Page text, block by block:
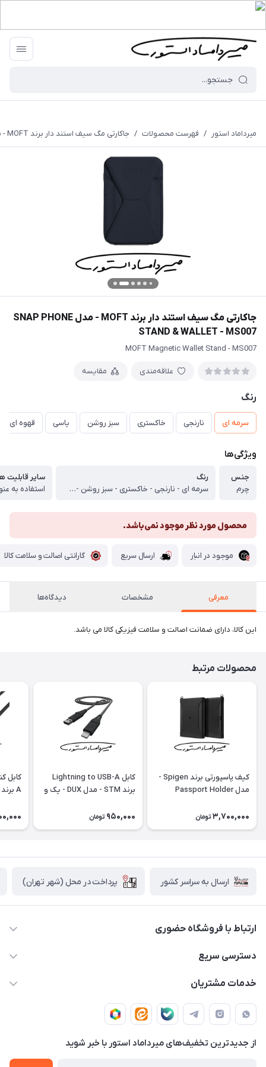
میرداماد استور / فهرست محصولات / جاکارتی مگ سیف استند‌ دار برند MOFT - مدل SNAP PHONE STAND & WALLET - MS007
جاکارتی مگ سیف استند‌ دار برند MOFT - مدل SNAP PHONE
STAND & WALLET - MS007
MOFT Magnetic Wallet Stand - MS007
علاقه‌مندی مقایسه
رنگ
سرمه ای نارنجی خاکستری سبز روشن یاسی قهوه ای
ویژگی‌ها
جنس
چرم
رنگ
سرمه ای - نارنجی - خاکستری - سبز روشن - یاسی - قهوه ای روشن - صورتی روشن
سایر قابلیت
محصول مورد نظر موجود نمی‌باشد.
موجود در انبار ارسال سریع گارانتی اصالت و سلامت کالا
معرفی مشخصات دیدگاه‌ها
این کالا، دارای ضمانت اصالت و سلامت فیزیکی کالا می باشد.
محصولات مرتبط
کیف پاسپورتی برند Spigen -
مدل Passport Holder
3,700,000 تومان
کابل Lightning to USB-A
برند STM - مدل DUX - یک و
950,000 تومان
ارسال به سراسر کشور پرداخت در محل (شهر تهران)
ارتباط با فروشگاه حضوری
02188874370 - 02188874371
پایتخت - طبقه اول - واحد 172
دسترسی سریع
صـفـحـه اصـلـی
دربـاره مـیـردامـاد اسـتـور
خدمات مشتریان
قـوانـیـن و مـقـررات
روش هـای پـرداخـت
تـیـکـت بـه پـشـتـیـبـانـی
از جدید‌ترین تخفیف‌های میرداماد استور با‌ خبر شوید